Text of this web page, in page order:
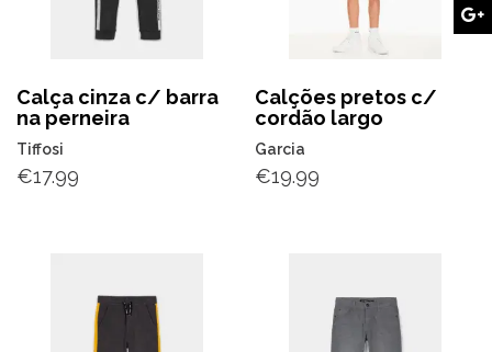
Calça cinza c/ barra
na perneira
Tiffosi
€17.99
Calções pretos c/
cordão largo
Garcia
€19.99